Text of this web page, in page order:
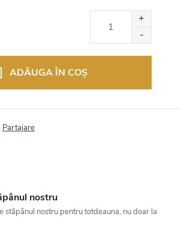
ADĂUGA ÎN COŞ
Partajare
nostru
stăpânul nostru pentru totdeauna, nu doar la